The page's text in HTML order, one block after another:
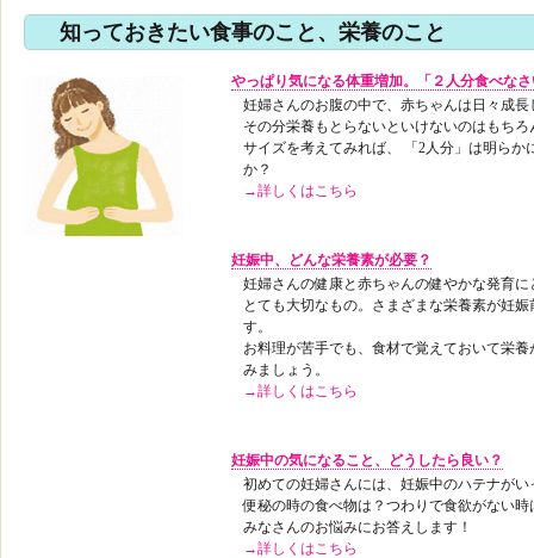
知っておきたい食事のこと、栄養のこと
やっぱり気になる体重増加。「２人分食べな
妊婦さんのお腹の中で、赤ちゃんは日々成長
その分栄養もとらないといけないのはもち
サイズを考えてみれば、 「2人分」は明らか
か？
→詳しくはこちら
妊娠中、どんな栄養素が必要？
妊婦さんの健康と赤ちゃんの健やかな発育
とても大切なもの。さまざまな栄養素が妊
す。
お料理が苦手でも、食材で覚えておいて栄
みましょう。
→詳しくはこちら
妊娠中の気になること、どうしたら良い？
初めての妊婦さんには、妊娠中のハテナがい
便秘の時の食べ物は？つわりで食欲がない
みなさんのお悩みにお答えします！
→詳しくはこちら